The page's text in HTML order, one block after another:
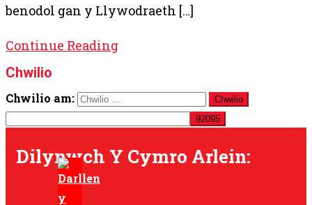
benodol gan y Llywodraeth […]
Continue Reading
Chwilio
Chwilio am:
Dilynwch Y Cymro Arlein: